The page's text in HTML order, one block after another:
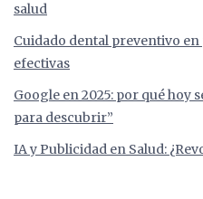
salud
Cuidado dental preventivo
efectivas
Google en 2025: por qué hoy
para descubrir”
IA y Publicidad en Salud: